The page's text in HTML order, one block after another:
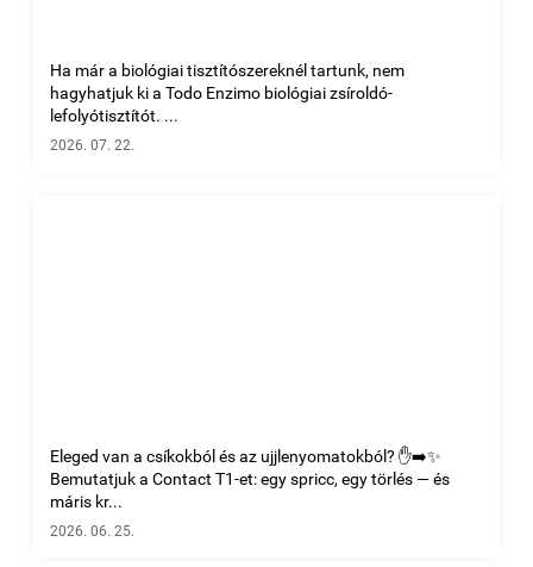
Ha már a biológiai tisztítószereknél tartunk, nem
hagyhatjuk ki a Todo Enzimo biológiai zsíroldó-
lefolyótisztítót. ...
2026. 07. 22.
Eleged van a csíkokból és az ujjlenyomatokból? ✋➡️✨
Bemutatjuk a Contact T1-et: egy spricc, egy törlés — és
máris kr...
2026. 06. 25.